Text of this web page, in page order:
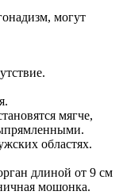
могут
мягче,
областях.
длиной от 9 см
мошонка.